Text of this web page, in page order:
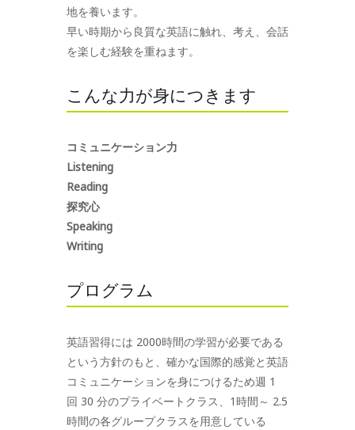
地を養います。
早い時期から良質な英語に触れ、考え、会話
を楽しむ経験を重ねます。
こんな力が身につきます
コミュニケーション力
Listening
Reading
探究心
Speaking
Writing
プログラム
英語習得には 2000時間の学習が必要である
という方針のもと、確かな国際的感覚と英語
コミュニケーションを身につけるため週 1
回 30 分のプライベートクラス、1時間～ 2.5
時間の各グループクラスを用意している